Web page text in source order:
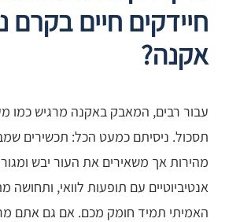
חיידקים חיים בקרם
אקנה?
עבור רבים, המאבק באקנה מרגיש כמו
תסכול. ניסיתם כמעט הכל: תכשירים
מהירות אך משאירים את העור יבש
אנטיביוטיים עם תופעות לוואי,
האמיתי תמיד חומק מכם. אם גם אתם